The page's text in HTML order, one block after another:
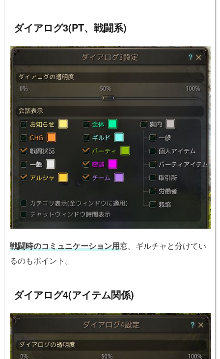
ダイアログ3(PT、戦闘系)
戦闘時のコミュニケーション用窓。ギルチャと分けてい
るのもポイント。
ダイアログ4(アイテム関係)